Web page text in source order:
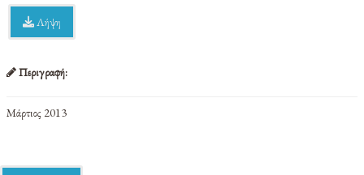
Λήψη
Περιγραφή:
Μάρτιος 2013